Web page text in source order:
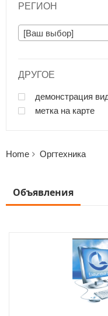
РЕГИОН
[Ваш выбор]
ДРУГОЕ
демонстрация
метка на карте
Home Оргтехника
Объявления